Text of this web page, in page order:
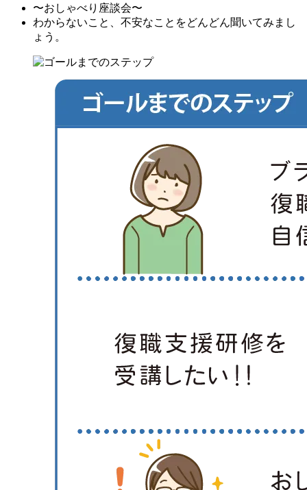
〜おしゃべり座談会〜
わからないこと、不安なことをどんどん聞いてみまし
ょう。